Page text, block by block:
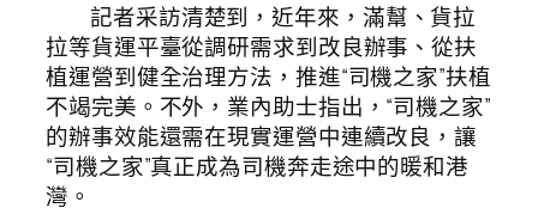
記者采訪清楚到，近年來，滿幫、貨拉
拉等貨運平臺從調研需求到改良辦事、從扶
植運營到健全治理方法，推進“司機之家”扶植
不竭完美。不外，業內助士指出，“司機之家”
的辦事效能還需在現實運營中連續改良，讓
“司機之家”真正成為司機奔走途中的暖和港
灣。